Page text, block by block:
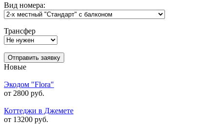
Вид номера:
Трансфер
Отправить заявку
Новые
Экодом "Flora"
от 2800 руб.
Коттеджи в Джемете
от 13200 руб.